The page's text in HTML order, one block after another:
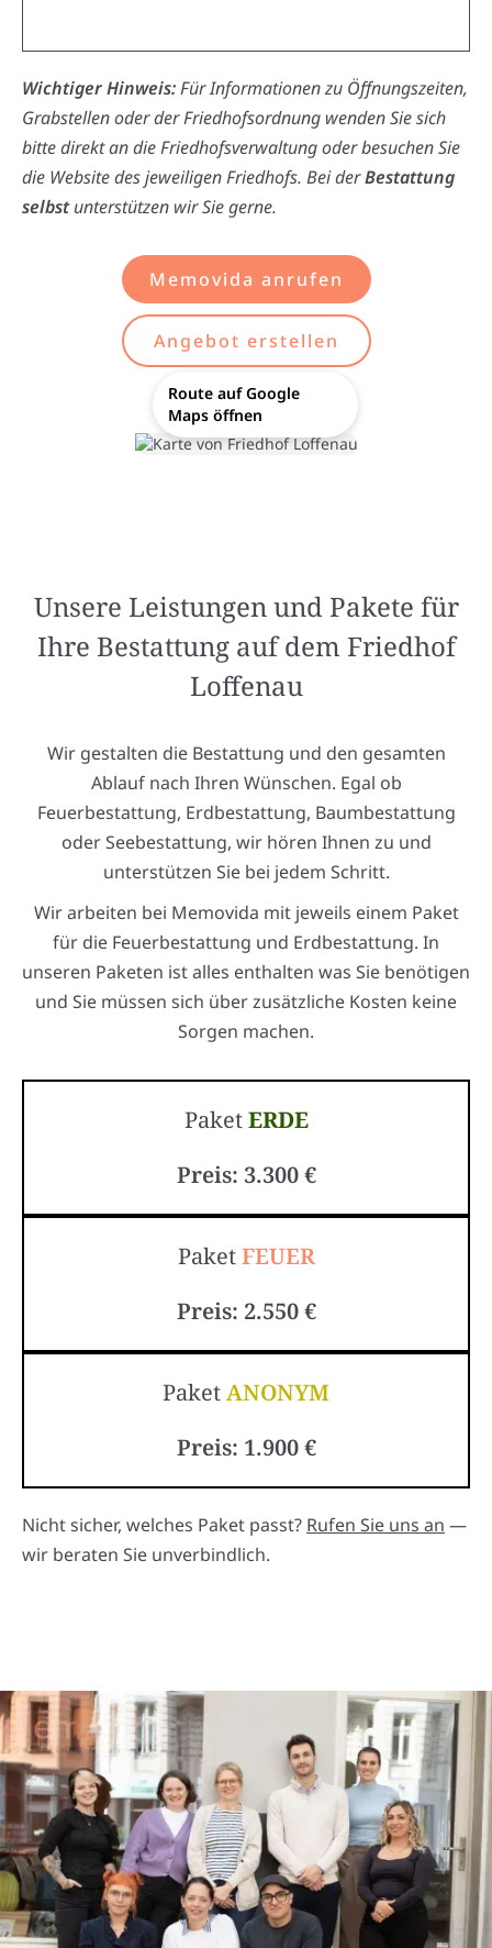
Wichtiger Hinweis:Für Informationen zu Öffnungszeiten,
Grabstellen oder der Friedhofsordnung wenden Sie sich
bitte direkt an die Friedhofsverwaltung oder besuchen Sie
die Website des jeweiligen Friedhofs. Bei derBestattung
selbstunterstützen wir Sie gerne.
Memovida anrufen
Angebot erstellen
Route auf Google
Maps öffnen
Unsere Leistungen und Pakete für
Ihre Bestattung auf dem Friedhof
Loffenau
Wir gestalten die Bestattung und den gesamten
Ablauf nach Ihren Wünschen. Egal ob
Feuerbestattung, Erdbestattung, Baumbestattung
oder Seebestattung, wir hören Ihnen zu und
unterstützen Sie bei jedem Schritt.
Wir arbeiten bei Memovida mit jeweils einem Paket
für die Feuerbestattung und Erdbestattung. In
unseren Paketen ist alles enthalten was Sie benötigen
und Sie müssen sich über zusätzliche Kosten keine
Sorgen machen.
PaketERDE
Preis: 3.300 €
PaketFEUER
Preis: 2.550 €
PaketANONYM
Preis: 1.900 €
Nicht sicher, welches Paket passt? Rufen Sie uns an —
wir beraten Sie unverbindlich.